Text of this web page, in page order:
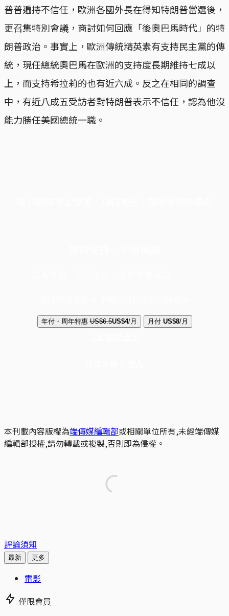
普普遍持不信任，歐洲各國外長在得知特朗普當選後，
更召集特別會議，商討如何回應「後奧巴馬時代」的特
朗普政治。事實上，歐洲傳統精英素有支持民主黨的傳
統，現任總統奧巴馬在歐洲的支持度長期維持七成以
上，而支持希拉莉的也有近六成。反之在相同的調查
中，有近八成五受訪者對特朗普表示不信任，認為他沒
能力勝任美國總統一職。
年付・周年特惠 US$6.5US$4/月 月付 US$8/月
本刊載內容版權為端傳媒編輯部或相關單位所有,未經端傳媒
編輯部授權,請勿轉載或複製,否則即為侵權。
評論須知
最新 更多
電影
僅限會員